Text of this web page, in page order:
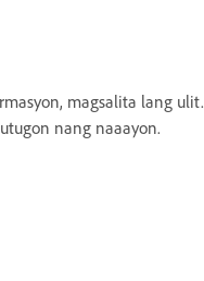
magsalita lang ulit.
nang naaayon.